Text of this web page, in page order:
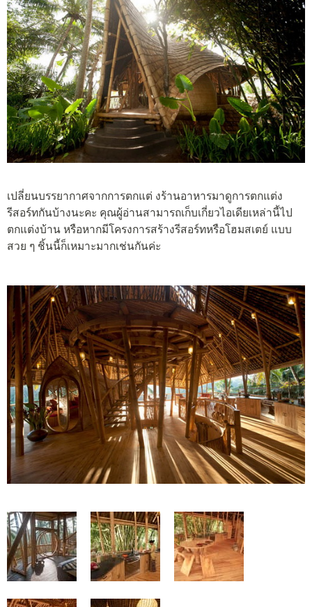
เปลี่ยนบรรยากาศจากการตกแต่ งร้านอาหารมาดูการตกแต่ง
รีสอร์ทกันบ้างนะคะ คุณผู้อ่านสามารถเก็บเกี่ยวไอเดียเหล่านี้ไป
ตกแต่งบ้าน หรือหากมีโครงการสร้างรีสอร์ทหรือโฮมสเตย์ แบบ
สวย ๆ ชิ้นนี้ก็เหมาะมากเช่นกันค่ะ